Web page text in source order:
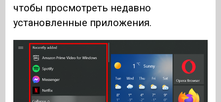
чтобы просмотреть недавно
установленные приложения.